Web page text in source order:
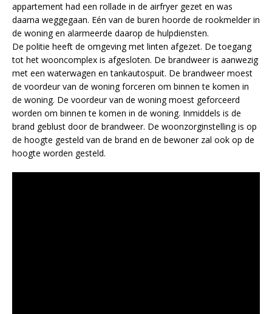
appartement had een rollade in de airfryer gezet en was
daarna weggegaan. Eén van de buren hoorde de rookmelder in
de woning en alarmeerde daarop de hulpdiensten.
De politie heeft de omgeving met linten afgezet. De toegang
tot het wooncomplex is afgesloten. De brandweer is aanwezig
met een waterwagen en tankautospuit. De brandweer moest
de voordeur van de woning forceren om binnen te komen in
de woning. De voordeur van de woning moest geforceerd
worden om binnen te komen in de woning. Inmiddels is de
brand geblust door de brandweer. De woonzorginstelling is op
de hoogte gesteld van de brand en de bewoner zal ook op de
hoogte worden gesteld.